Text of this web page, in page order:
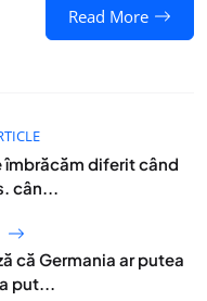
Read More
îmbrăcăm diferit când
cân...
că Germania ar putea
put...